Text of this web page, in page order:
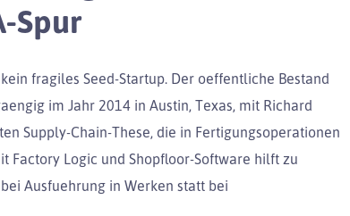
Spur
fragiles Seed-Startup. Der oeffentliche Bestand
im Jahr 2014 in Austin, Texas, mit Richard
Supply-Chain-These, die in Fertigungsoperationen
Factory Logic und Shopfloor-Software hilft zu
Ausfuehrung in Werken statt bei